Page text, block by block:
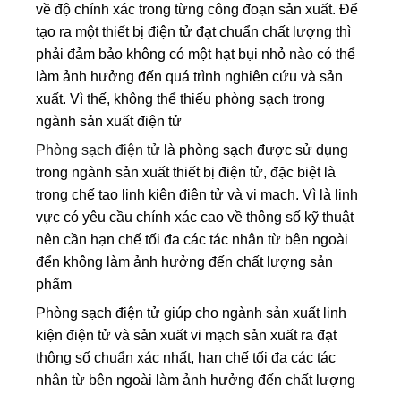
về độ chính xác trong từng công đoạn sản xuất. Để
tạo ra một thiết bị điện tử đạt chuẩn chất lượng thì
phải đảm bảo không có một hạt bụi nhỏ nào có thể
làm ảnh hưởng đến quá trình nghiên cứu và sản
xuất. Vì thế, không thể thiếu phòng sạch trong
ngành sản xuất điện tử
Phòng sạch điện tửlà phòng sạch được sử dụng
trong ngành sản xuất thiết bị điện tử, đặc biệt là
trong chế tạo linh kiện điện tử và vi mạch. Vì là linh
vực có yêu cầu chính xác cao về thông số kỹ thuật
nên cần hạn chế tối đa các tác nhân từ bên ngoài
đển không làm ảnh hưởng đến chất lượng sản
phẩm
Phòng sạch điện tử giúp cho ngành sản xuất linh
kiện điện tử và sản xuất vi mạch sản xuất ra đạt
thông số chuẩn xác nhất, hạn chế tối đa các tác
nhân từ bên ngoài làm ảnh hưởng đến chất lượng